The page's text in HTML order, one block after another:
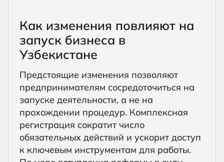
Как изменения повлияют на
запуск бизнеса в
Узбекистане
Предстоящие изменения позволяют
предпринимателям сосредоточиться на
запуске деятельности, а не на
прохождении процедур. Комплексная
регистрация сократит число
обязательных действий и ускорит доступ
к ключевым инструментам для работы.